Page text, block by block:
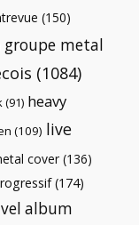
(150)
groupe metal
(1084)
(91) heavy
(109) live
cover (136)
(174)
album